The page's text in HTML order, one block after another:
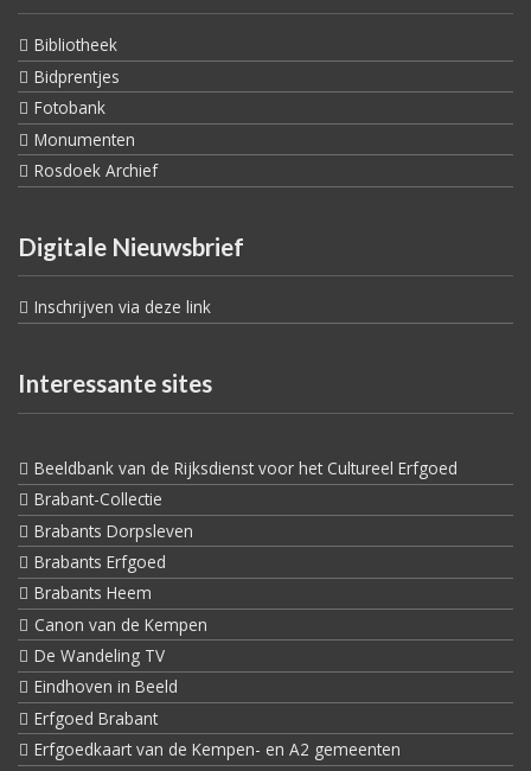
Bibliotheek
Bidprentjes
Fotobank
Monumenten
Rosdoek Archief
Digitale Nieuwsbrief
Inschrijven via deze link
Interessante sites
Beeldbank van de Rijksdienst voor het Cultureel Erfgoed
Brabant-Collectie
Brabants Dorpsleven
Brabants Erfgoed
Brabants Heem
Canon van de Kempen
De Wandeling TV
Eindhoven in Beeld
Erfgoed Brabant
Erfgoedkaart van de Kempen- en A2 gemeenten